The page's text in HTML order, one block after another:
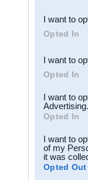
third
I want to
Opted In
I want to
Opted In
I want to
Advertising.
Opted In
I want to
of my
it was
Opted Out